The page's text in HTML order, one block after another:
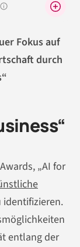
lohnt sich das?
Fokus auf
durch
„AI for
identifizieren.
entlang der